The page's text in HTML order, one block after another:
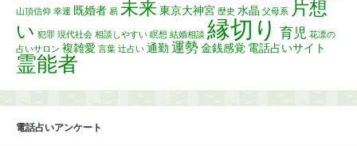
山頂信仰 幸運 既婚者 易 未来 東京大神宮 歴史 水晶 父母系
片想
い 犯罪 現代社会 相談しやすい 瞑想 結婚相談 縁切り 育児 花凛の
占いサロン 複雑愛 言葉 辻占い 通勤 運勢金銭感覚 電話占いサイト
霊能者
電話占いアンケート